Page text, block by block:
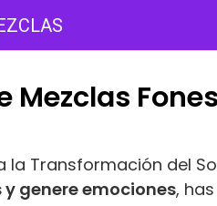
Mezclas
la Transformación del
genere emociones,